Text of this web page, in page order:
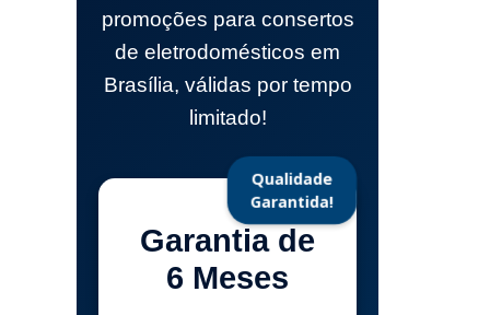
promoções para consertos
de eletrodomésticos em
Brasília, válidas por tempo
limitado!
Qualidade
Garantida!
Garantia de
6 Meses